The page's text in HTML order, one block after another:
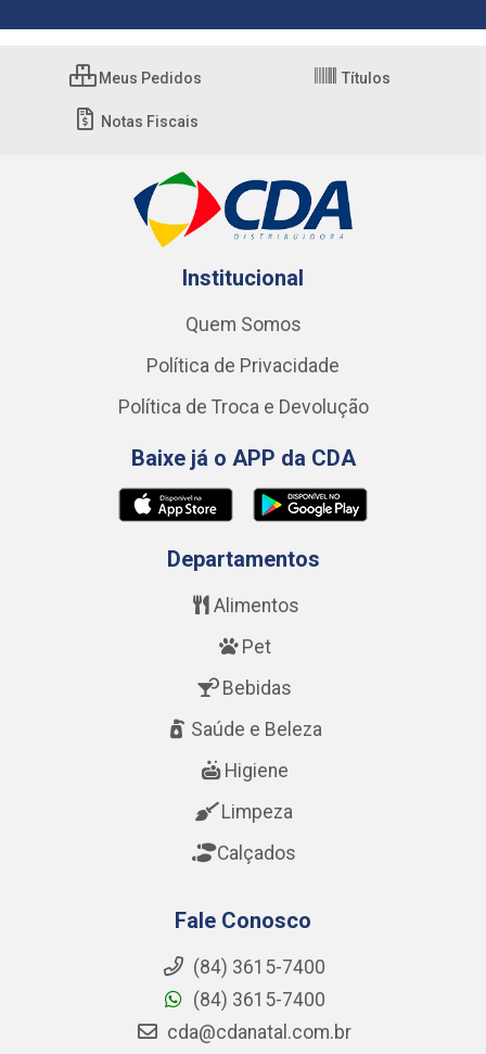
Meus Pedidos Títulos
Notas Fiscais
Institucional
Quem Somos
Política de Privacidade
Política de Troca e Devolução
Baixe já o APP da CDA
Departamentos
Alimentos
Pet
Bebidas
Saúde e Beleza
Higiene
Limpeza
Calçados
Fale Conosco
(84) 3615-7400
(84) 3615-7400
cda@cdanatal.com.br